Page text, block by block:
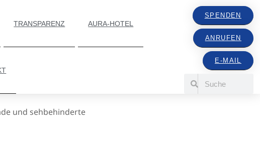
TRANSPARENZ AURA-HOTEL
SPENDEN
ANRUFEN
E-MAIL
und sehbehinderte